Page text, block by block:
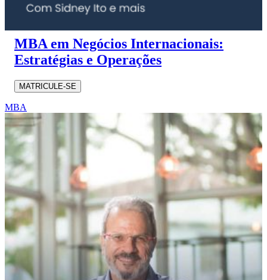
MBA em Negócios Internacionais:
Estratégias e Operações
MATRICULE-SE
MBA